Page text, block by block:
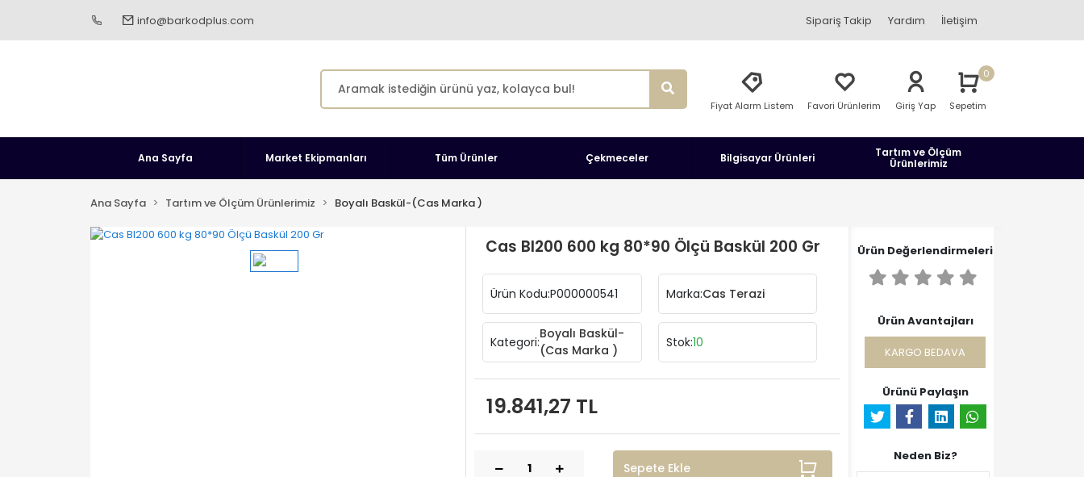
info@barkodplus.com Sipariş Takip Yardım İletişim
Fiyat Alarm Listem Favori Ürünlerim Giriş Yap Sepetim
0
Ana Sayfa Market Ekipmanları Tüm Ürünler Çekmeceler Bilgisayar Ürünleri
Tartım ve Ölçüm
Ürünlerimiz
Ana Sayfa Tartım ve Ölçüm Ürünlerimiz Boyalı Baskül-(Cas Marka )
Cas BI200 600 kg 80*90 Ölçü Baskül 200 Gr
Ürün Kodu:P000000541 Marka:Cas Terazi
Kategori:
Boyalı Baskül-
(Cas Marka )
Stok:10
19.841,27 TL
Sepete Ekle
Ürün Değerlendirmeleri
Ürün Avantajları
KARGO BEDAVA
Ürünü Paylaşın
Neden Biz?